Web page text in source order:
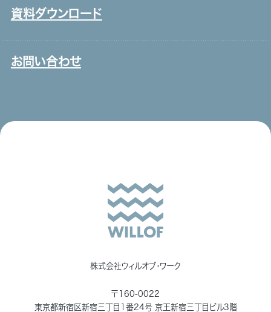
外国人雇用
資料ダウンロード
お問い合わせ
株式会社ウィルオブ・ワーク
〒160-0022
東京都新宿区新宿三丁目1番24号 京王新宿三丁目ビル3階